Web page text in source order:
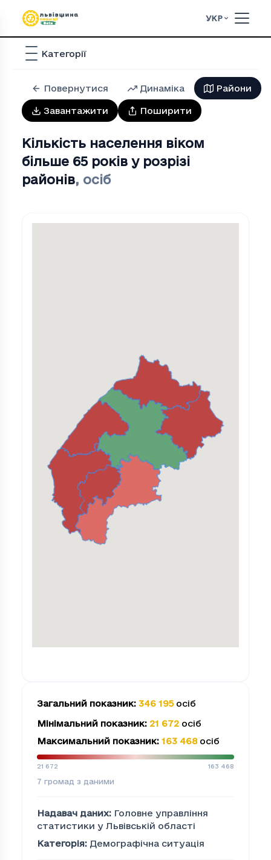
УКР
Категорії
Повернутися Динаміка Райони
Завантажити Поширити
Кількість населення віком
більше 65 років у розрізі
районів, осіб
Загальний показник: 346 195 осіб
Мінімальний показник: 21 672 осіб
Максимальний показник: 163 468 осіб
21 672 163 468
7 громад з даними
Надавач даних: Головне управління
статистики у Львівській області
Категорія: Демографічна ситуація